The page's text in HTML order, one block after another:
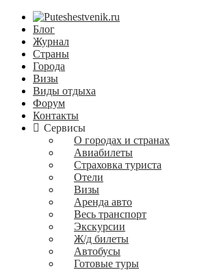
Блог
Журнал
Страны
Города
Визы
Виды отдыха
Форум
Контакты
Сервисы
О городах и странах
Авиабилеты
Страховка туриста
Отели
Визы
Аренда авто
Весь транспорт
Экскурсии
Ж/д билеты
Автобусы
Готовые туры